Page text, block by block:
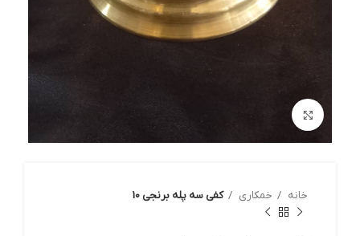
بزرگنمایی تصویر
خانه خمکاری کفی سه پله برنجی 10